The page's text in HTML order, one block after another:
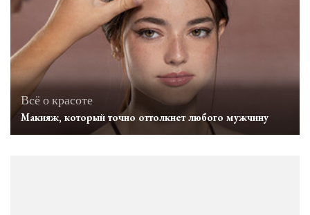
Всё о красоте
Макияж, который точно оттолкнет любого мужчину